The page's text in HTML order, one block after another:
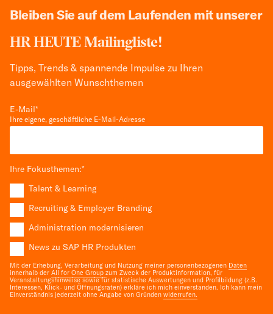
Bleiben Sie auf dem Laufenden mit unserer
HR HEUTE Mailingliste!
Tipps, Trends & spannende Impulse zu Ihren
ausgewählten Wunschthemen
E-Mail*
Ihre eigene, geschäftliche E-Mail-Adresse
Ihre Fokusthemen:*
Talent & Learning
Recruiting & Employer Branding
Administration modernisieren
News zu SAP HR Produkten
Mit der Erhebung, Verarbeitung und Nutzung meiner personenbezogenen Daten
innerhalb der All for One Group zum Zweck der Produktinformation, für
Veranstaltungshinweise sowie für statistische Auswertungen und Profilbildung (z.B.
Interessen, Klick- und Öffnungsraten) erkläre ich mich einverstanden. Ich kann mein
Einverständnis jederzeit ohne Angabe von Gründen widerrufen.